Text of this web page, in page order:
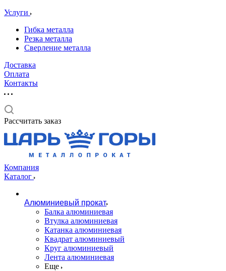
Услуги
Гибка металла
Резка металла
Сверление металла
Доставка
Оплата
Контакты
Рассчитать заказ
Компания
Каталог
Алюминиевый прокат
Балка алюминиевая
Втулка алюминиевая
Катанка алюминиевая
Квадрат алюминиевый
Круг алюминиевый
Лента алюминиевая
Еще